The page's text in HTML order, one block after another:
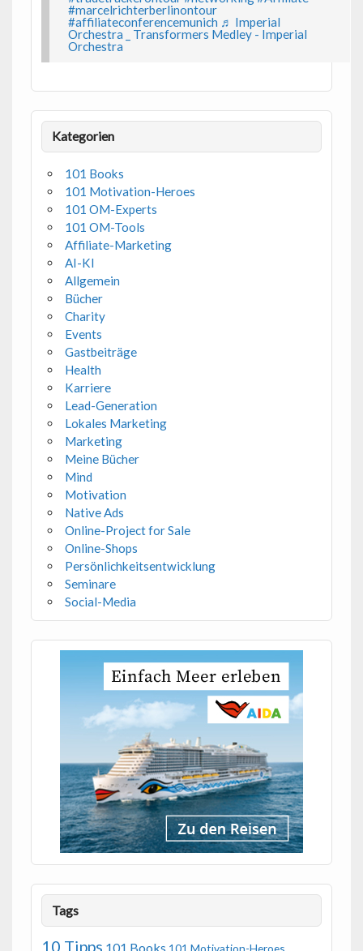
#marcelrichterberlinontour
#affiliateconferencemunich ♬ Imperial
Orchestra _ Transformers Medley - Imperial
Orchestra
Kategorien
101 Books
101 Motivation-Heroes
101 OM-Experts
101 OM-Tools
Affiliate-Marketing
AI-KI
Allgemein
Bücher
Charity
Events
Gastbeiträge
Health
Karriere
Lead-Generation
Lokales Marketing
Marketing
Meine Bücher
Mind
Motivation
Native Ads
Online-Project for Sale
Online-Shops
Persönlichkeitsentwicklung
Seminare
Social-Media
Tags
10 Tipps 101 Books 101 Motivation-Heroes